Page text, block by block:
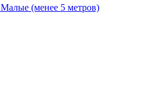
Малые (менее 5 метров)